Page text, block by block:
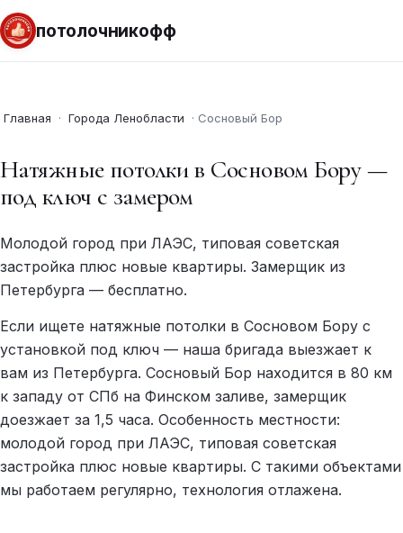
потолочникофф
Главная · Города Ленобласти · Сосновый Бор
Натяжные потолки в Сосновом Бору —
под ключ с замером
Молодой город при ЛАЭС, типовая советская
застройка плюс новые квартиры. Замерщик из
Петербурга — бесплатно.
Если ищете натяжные потолки в Сосновом Бору с
установкой под ключ — наша бригада выезжает к
вам из Петербурга. Сосновый Бор находится в 80 км
к западу от СПб на Финском заливе, замерщик
доезжает за 1,5 часа. Особенность местности:
молодой город при ЛАЭС, типовая советская
застройка плюс новые квартиры. С такими объектами
мы работаем регулярно, технология отлажена.